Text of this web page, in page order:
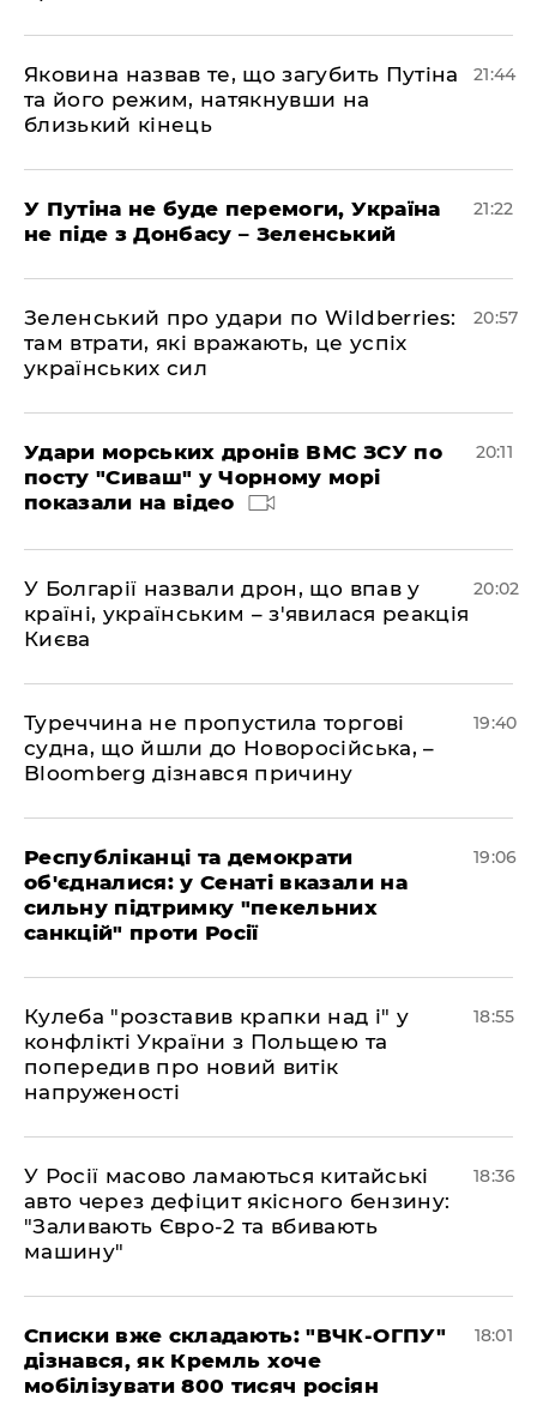
Яковина назвав те, що загубить Путіна
та його режим, натякнувши на
близький кінець
21:44
У Путіна не буде перемоги, Україна
не піде з Донбасу – Зеленський
21:22
Зеленський про удари по Wildberries:
там втрати, які вражають, це успіх
українських сил
20:57
Удари морських дронів ВМС ЗСУ по
посту "Сиваш" у Чорному морі
показали на відео
20:11
У Болгарії назвали дрон, що впав у
країні, українським – з'явилася реакція
Києва
20:02
Туреччина не пропустила торгові
судна, що йшли до Новоросійська, –
Bloomberg дізнався причину
19:40
Республіканці та демократи
об'єдналися: у Сенаті вказали на
сильну підтримку "пекельних
санкцій" проти Росії
19:06
Кулеба "розставив крапки над і" у
конфлікті України з Польщею та
попередив про новий витік
напруженості
18:55
У Росії масово ламаються китайські
авто через дефіцит якісного бензину:
"Заливають Євро-2 та вбивають
машину"
18:36
Списки вже складають: "ВЧК-ОГПУ"
дізнався, як Кремль хоче
мобілізувати 800 тисяч росіян
18:01